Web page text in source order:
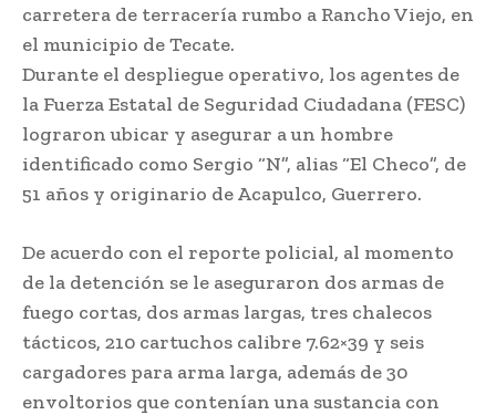
carretera de terracería rumbo a Rancho Viejo, en
el municipio de Tecate.
Durante el despliegue operativo, los agentes de
la Fuerza Estatal de Seguridad Ciudadana (FESC)
lograron ubicar y asegurar a un hombre
identificado como Sergio “N”, alias “El Checo”, de
51 años y originario de Acapulco, Guerrero.
De acuerdo con el reporte policial, al momento
de la detención se le aseguraron dos armas de
fuego cortas, dos armas largas, tres chalecos
tácticos, 210 cartuchos calibre 7.62×39 y seis
cargadores para arma larga, además de 30
envoltorios que contenían una sustancia con